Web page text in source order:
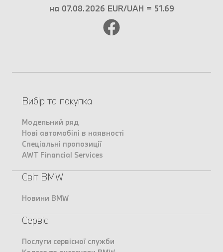
на 07.08.2026 EUR/UAH = 51.69
Вибір та покупка
Модельний ряд
Нові автомобілі в наявності
Спеціальні пропозиції
AWT Financial Services
Світ BMW
Новини BMW
Сервіс
Послуги сервісної служби